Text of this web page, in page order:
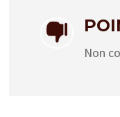

Non